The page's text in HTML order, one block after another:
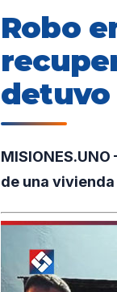
Robo
detuvo
de una